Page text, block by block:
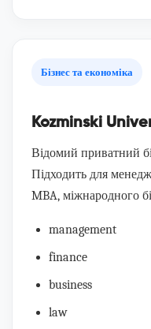
Бізнес та економіка
Kozminski
Відомий приватний
Підходить для
MBA, міжнародного
management
finance
business
law